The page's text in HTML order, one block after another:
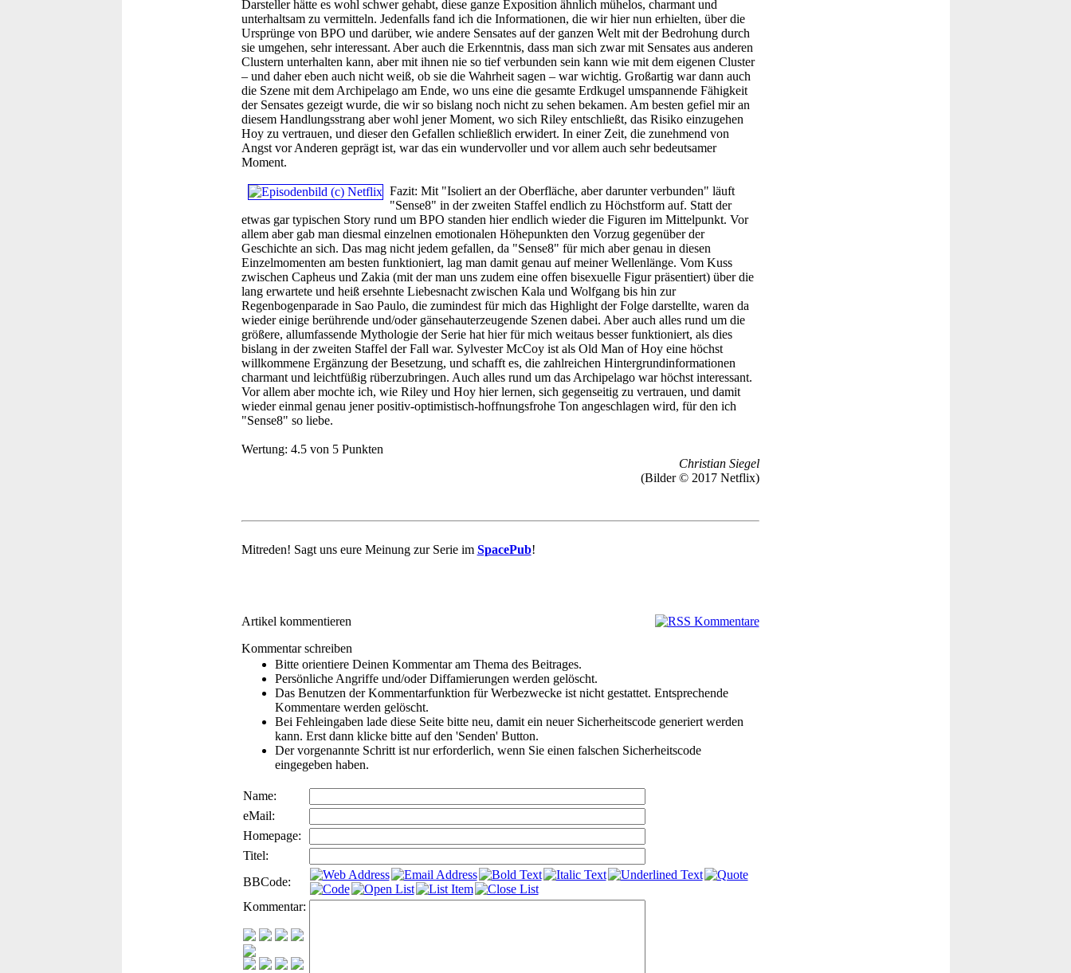
Darsteller hätte es wohl schwer gehabt, diese ganze Exposition ähnlich mühelos, charmant und
unterhaltsam zu vermitteln. Jedenfalls fand ich die Informationen, die wir hier nun erhielten, über die
Ursprünge von BPO und darüber, wie andere Sensates auf der ganzen Welt mit der Bedrohung durch
sie umgehen, sehr interessant. Aber auch die Erkenntnis, dass man sich zwar mit Sensates aus anderen
Clustern unterhalten kann, aber mit ihnen nie so tief verbunden sein kann wie mit dem eigenen Cluster
– und daher eben auch nicht weiß, ob sie die Wahrheit sagen – war wichtig. Großartig war dann auch
die Szene mit dem Archipelago am Ende, wo uns eine die gesamte Erdkugel umspannende Fähigkeit
der Sensates gezeigt wurde, die wir so bislang noch nicht zu sehen bekamen. Am besten gefiel mir an
diesem Handlungsstrang aber wohl jener Moment, wo sich Riley entschließt, das Risiko einzugehen
Hoy zu vertrauen, und dieser den Gefallen schließlich erwidert. In einer Zeit, die zunehmend von
Angst vor Anderen geprägt ist, war das ein wundervoller und vor allem auch sehr bedeutsamer
Moment.
Fazit: Mit "Isoliert an der Oberfläche, aber darunter verbunden" läuft
"Sense8" in der zweiten Staffel endlich zu Höchstform auf. Statt der
etwas gar typischen Story rund um BPO standen hier endlich wieder die Figuren im Mittelpunkt. Vor
allem aber gab man diesmal einzelnen emotionalen Höhepunkten den Vorzug gegenüber der
Geschichte an sich. Das mag nicht jedem gefallen, da "Sense8" für mich aber genau in diesen
Einzelmomenten am besten funktioniert, lag man damit genau auf meiner Wellenlänge. Vom Kuss
zwischen Capheus und Zakia (mit der man uns zudem eine offen bisexuelle Figur präsentiert) über die
lang erwartete und heiß ersehnte Liebesnacht zwischen Kala und Wolfgang bis hin zur
Regenbogenparade in Sao Paulo, die zumindest für mich das Highlight der Folge darstellte, waren da
wieder einige berührende und/oder gänsehauterzeugende Szenen dabei. Aber auch alles rund um die
größere, allumfassende Mythologie der Serie hat hier für mich weitaus besser funktioniert, als dies
bislang in der zweiten Staffel der Fall war. Sylvester McCoy ist als Old Man of Hoy eine höchst
willkommene Ergänzung der Besetzung, und schafft es, die zahlreichen Hintergrundinformationen
charmant und leichtfüßig rüberzubringen. Auch alles rund um das Archipelago war höchst interessant.
Vor allem aber mochte ich, wie Riley und Hoy hier lernen, sich gegenseitig zu vertrauen, und damit
wieder einmal genau jener positiv-optimistisch-hoffnungsfrohe Ton angeschlagen wird, für den ich
"Sense8" so liebe.
Wertung: 4.5 von 5 Punkten
Christian Siegel
(Bilder © 2017 Netflix)
Mitreden! Sagt uns eure Meinung zur Serie im SpacePub!
Artikel kommentieren
Kommentar schreiben
Bitte orientiere Deinen Kommentar am Thema des Beitrages.
Persönliche Angriffe und/oder Diffamierungen werden gelöscht.
Das Benutzen der Kommentarfunktion für Werbezwecke ist nicht gestattet. Entsprechende
Kommentare werden gelöscht.
Bei Fehleingaben lade diese Seite bitte neu, damit ein neuer Sicherheitscode generiert werden
kann. Erst dann klicke bitte auf den 'Senden' Button.
Der vorgenannte Schritt ist nur erforderlich, wenn Sie einen falschen Sicherheitscode
eingegeben haben.
Name:
eMail:
Homepage:
Titel:
BBCode:
Kommentar: